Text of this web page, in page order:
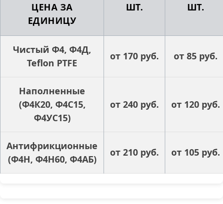
ЦЕНА ЗА
ЕДИНИЦУ
ШТ.
ШТ.
Чистый Ф4, Ф4Д,
Teflon PTFE
от 170 руб. от 85 руб.
Наполненные
(Ф4К20, Ф4С15,
Ф4УС15)
от 240 руб. от 120 руб.
Антифрикционные
(Ф4Н, Ф4Н60, Ф4АБ)
от 210 руб. от 105 руб.